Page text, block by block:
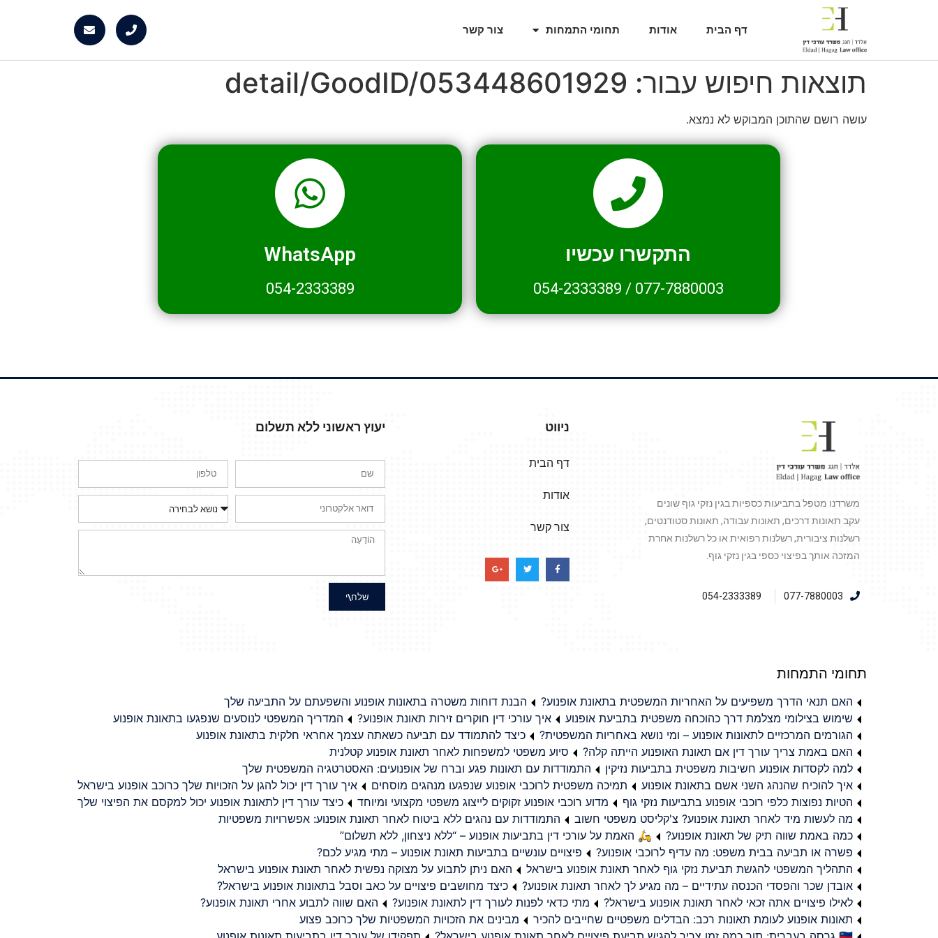
דף הבית אודות תחומי התמחות צור קשר
תוצאות חיפוש עבור: detail/GoodID/053448601929
עושה רושם שהתוכן המבוקש לא נמצא.
התקשרו עכשיו
077-7880003
/
054-2333389
WhatsApp
054-2333389
משרדנו מטפל בתביעות כספיות בגין נזקי גוף שונים
עקב תאונות דרכים, תאונות עבודה, תאונות סטודנטים,
רשלנות ציבורית, רשלנות רפואית או כל רשלנות אחרת
המזכה אותך בפיצוי כספי בגין נזקי גוף.
077-7880003
054-2333389
ניווט
דף הבית
אודות
צור קשר
יעוץ ראשוני ללא תשלום
שלח\י
תחומי התמחות
האם תנאי הדרך משפיעים על האחריות המשפטית בתאונת אופנוע?
הבנת דוחות משטרה בתאונות אופנוע והשפעתם על התביעה שלך
שימוש בצילומי מצלמת דרך כהוכחה משפטית בתביעת אופנוע
איך עורכי דין חוקרים זירות תאונת אופנוע?
המדריך המשפטי לנוסעים שנפגעו בתאונת אופנוע
הגורמים המרכזיים לתאונות אופנוע – ומי נושא באחריות המשפטית?
כיצד להתמודד עם תביעה כשאתה עצמך אחראי חלקית בתאונת אופנוע
האם באמת צריך עורך דין אם תאונת האופנוע הייתה קלה?
סיוע משפטי למשפחות לאחר תאונת אופנוע קטלנית
למה לקסדות אופנוע חשיבות משפטית בתביעות נזיקין
התמודדות עם תאונות פגע וברח של אופנועים: האסטרטגיה המשפטית שלך
איך להוכיח שהנהג השני אשם בתאונת אופנוע
תמיכה משפטית לרוכבי אופנוע שנפגעו מנהגים מוסחים
איך עורך דין יכול להגן על הזכויות שלך כרוכב אופנוע בישראל
הטיות נפוצות כלפי רוכבי אופנוע בתביעות נזקי גוף
מדוע רוכבי אופנוע זקוקים לייצוג משפטי מקצועי ומיוחד
כיצד עורך דין לתאונת אופנוע יכול למקסם את הפיצוי שלך
מה לעשות מיד לאחר תאונת אופנוע? צ'קליסט משפטי חשוב
התמודדות עם נהגים ללא ביטוח לאחר תאונת אופנוע: אפשרויות משפטיות
כמה באמת שווה תיק של תאונת אופנוע?
🛵 האמת על עורכי דין בתביעות אופנוע – “ללא ניצחון, ללא תשלום”
פשרה או תביעה בבית משפט: מה עדיף לרוכבי אופנוע?
פיצויים עונשיים בתביעות תאונת אופנוע – מתי מגיע לכם?
התהליך המשפטי להגשת תביעת נזקי גוף לאחר תאונת אופנוע בישראל
האם ניתן לתבוע על מצוקה נפשית לאחר תאונת אופנוע בישראל
אובדן שכר והפסדי הכנסה עתידיים – מה מגיע לך לאחר תאונת אופנוע?
כיצד מחושבים פיצויים על כאב וסבל בתאונות אופנוע בישראל?
לאילו פיצויים אתה זכאי לאחר תאונת אופנוע בישראל?
מתי כדאי לפנות לעורך דין לתאונת אופנוע?
האם שווה לתבוע אחרי תאונת אופנוע?
תאונות אופנוע לעומת תאונות רכב: הבדלים משפטיים שחייבים להכיר
מבינים את הזכויות המשפטיות שלך כרוכב פצוע